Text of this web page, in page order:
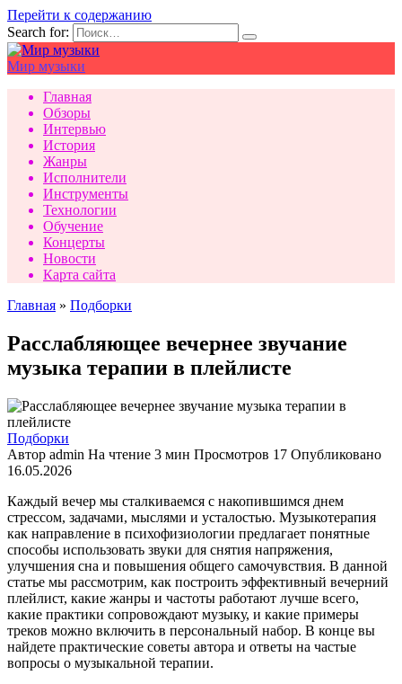
Перейти к содержанию
Search for:
Мир музыки
Главная
Обзоры
Интервью
История
Жанры
Исполнители
Инструменты
Технологии
Обучение
Концерты
Новости
Карта сайта
Главная » Подборки
Расслабляющее вечернее звучание
музыка терапии в плейлисте
Подборки
Автор admin На чтение 3 мин Просмотров 17 Опубликовано
16.05.2026
Каждый вечер мы сталкиваемся с накопившимся днем
стрессом, задачами, мыслями и усталостью. Музыкотерапия
как направление в психофизиологии предлагает понятные
способы использовать звуки для снятия напряжения,
улучшения сна и повышения общего самочувствия. В данной
статье мы рассмотрим, как построить эффективный вечерний
плейлист, какие жанры и частоты работают лучше всего,
какие практики сопровождают музыку, и какие примеры
треков можно включить в персональный набор. В конце вы
найдете практические советы автора и ответы на частые
вопросы о музыкальной терапии.